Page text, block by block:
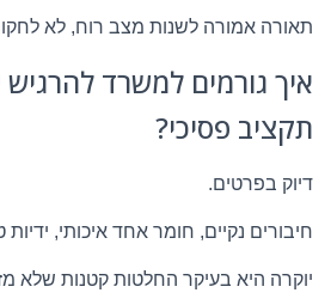
תאורה אמורה לשנות מצב רוח, לא
איך גורמים למשרד להרגיש
תקציב פסיכי?
דיוק בפרטים.
חיבורים נקיים, חומר אחד איכותי, ידיות
יוקרה היא בעיקר החלטות קטנות שלא